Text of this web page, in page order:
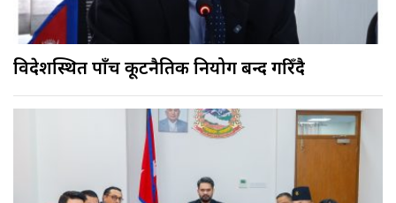
विदेशस्थित पाँच कूटनैतिक नियोग बन्द गरिँदै